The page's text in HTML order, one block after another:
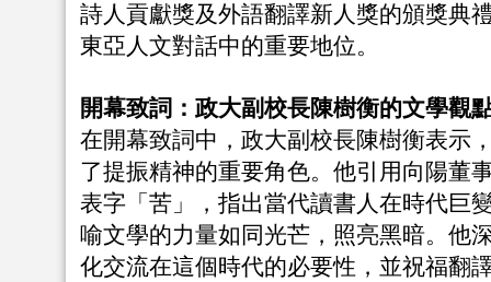
詩人貢獻獎及外語翻譯新人獎的頒獎典
東亞人文對話中的重要地位。
開幕致詞：政大副校長陳樹衡的文學觀
在開幕致詞中，政大副校長陳樹衡表示
了提振精神的重要角色。他引用向陽董
表字「苦」，指出當代讀書人在時代巨
喻文學的力量如同光芒，照亮黑暗。他
化交流在這個時代的必要性，並祝福翻